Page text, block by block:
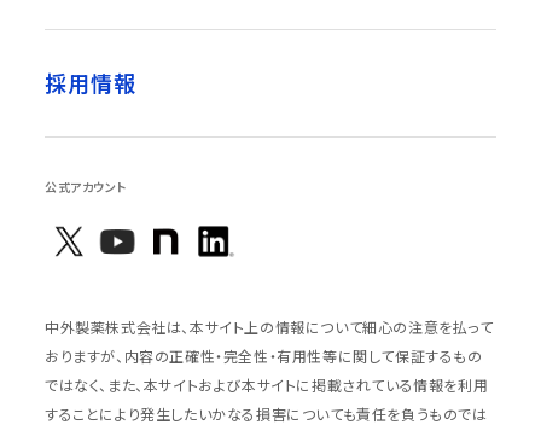
採用情報
公式アカウント
中外製薬株式会社は、本サイト上の情報について細心の注意を払って
おりますが、内容の正確性・完全性・有用性等に関して保証するもの
ではなく、また、本サイトおよび本サイトに掲載されている情報を利用
することにより発生したいかなる損害についても責任を負うものでは